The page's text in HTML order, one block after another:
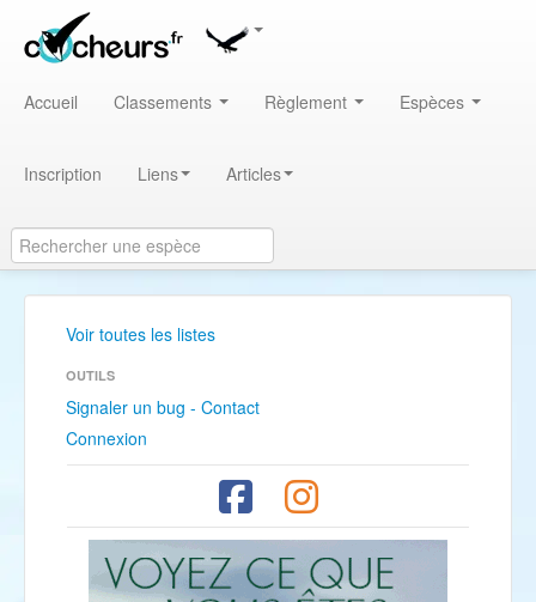
Accueil Classements Règlement Espèces
Inscription Liens Articles
Voir toutes les listes
OUTILS
Signaler un bug - Contact
Connexion